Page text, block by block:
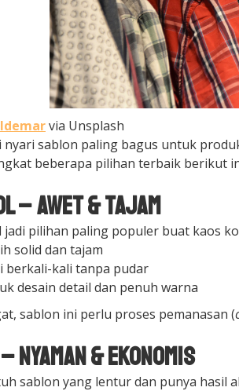
via Unsplash
nyari sablon paling bagus untuk
beberapa pilihan terbaik berikut
– Awet & Tajam
jadi pilihan paling populer buat kaos
solid dan tajam
berkali-kali tanpa pudar
desain detail dan penuh warna
sablon ini perlu proses pemanasan (
Nyaman & Ekonomis
sablon yang lentur dan punya hasil